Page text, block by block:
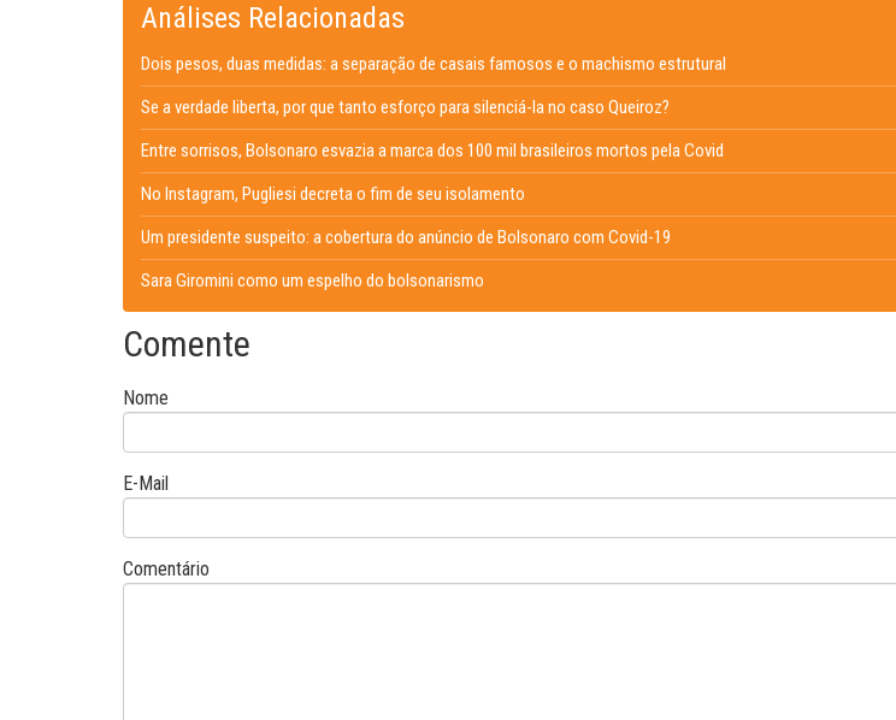
Análises Relacionadas
Dois pesos, duas medidas: a separação de casais famosos e o machismo estrutural
Se a verdade liberta, por que tanto esforço para silenciá-la no caso Queiroz?
Entre sorrisos, Bolsonaro esvazia a marca dos 100 mil brasileiros mortos pela Covid
No Instagram, Pugliesi decreta o fim de seu isolamento
Um presidente suspeito: a cobertura do anúncio de Bolsonaro com Covid-19
Sara Giromini como um espelho do bolsonarismo
Comente
Nome
E-Mail
Comentário